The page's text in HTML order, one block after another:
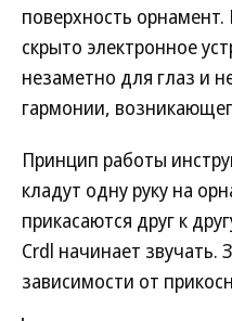
поверхность
скрыто электронное
незаметно для глаз и
гармонии,
Принцип работы
кладут одну руку на
прикасаются друг к
Crdl начинает звучать.
зависимости от